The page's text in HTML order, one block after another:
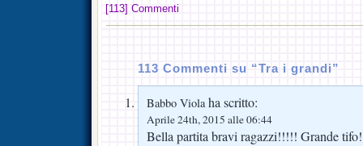
[113] Commenti
113 Commenti su “Tra i grandi”
Babbo Violaha scritto:
Aprile 24th, 2015 alle 06:44
Bella partita bravi ragazzi!!!!! Grande